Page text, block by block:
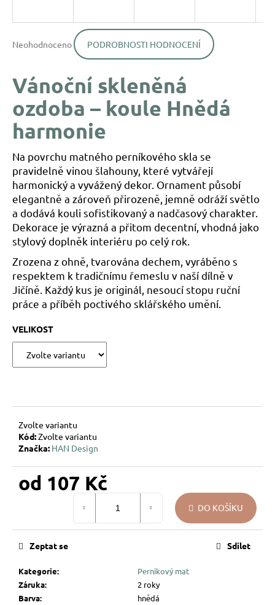
hodnocení
0,0
5
hvězdiček.
Neohodnoceno PODROBNOSTI HODNOCENÍ
Vánoční skleněná
ozdoba – koule Hnědá
harmonie
Na povrchu matného perníkového skla se
pravidelně vinou šlahouny, které vytvářejí
harmonický a vyvážený dekor. Ornament působí
elegantně a zároveň přirozeně, jemně odráží světlo
a dodává kouli sofistikovaný a nadčasový charakter.
Dekorace je výrazná a přitom decentní, vhodná jako
stylový doplněk interiéru po celý rok.
Zrozena z ohně, tvarována dechem, vyráběno s
respektem k tradičnímu řemeslu v naší dílně v
Jičíně. Každý kus je originál, nesoucí stopu ruční
práce a příběh poctivého sklářského umění.
VELIKOST
Zvolte variantu
Kód:Zvolte variantu
Značka: HAN Design
od 107 Kč
DO KOŠÍKU
Kategorie:
Pernikový mat
Záruka:
2 roky
Barva:
hnědá
Zeptat se Sdílet
í
?
D
o
p
o
r
u
č
u
j
e
m
e
–
KOULE
KŘEHKÁ
VĚTVIČKA
Kč